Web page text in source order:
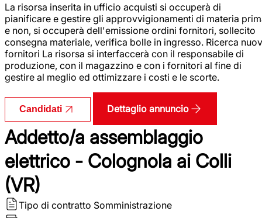
La risorsa inserita in ufficio acquisti si occuperà di
pianificare e gestire gli approvvigionamenti di materia
e non, si occuperà dell'emissione ordini fornitori, sollecito
consegna materiale, verifica bolle in ingresso. Ricerca
fornitori La risorsa si interfaccerà con il responsabile di
produzione, con il magazzino e con i fornitori al fine di
gestire al meglio ed ottimizzare i costi e le scorte.
Candidati Dettaglio annuncio
Addetto/a assemblaggio
elettrico - Colognola ai Colli
(VR)
Tipo di contratto Somministrazione